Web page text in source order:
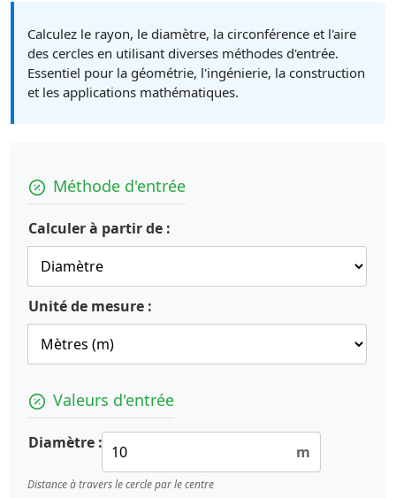
Calculez le rayon, le diamètre, la circonférence et l'aire
des cercles en utilisant diverses méthodes d'entrée.
Essentiel pour la géométrie, l'ingénierie, la construction
et les applications mathématiques.
Méthode d'entrée
Calculer à partir de :
Unité de mesure :
Valeurs d'entrée
Diamètre : m
Distance à travers le cercle par le centre